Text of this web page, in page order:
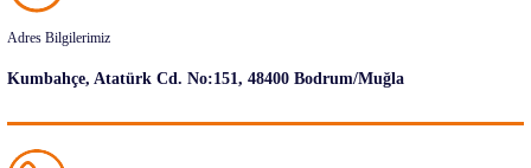
Adres Bilgilerimiz
Kumbahçe, Atatürk Cd. No:151, 48400 Bodrum/Muğla